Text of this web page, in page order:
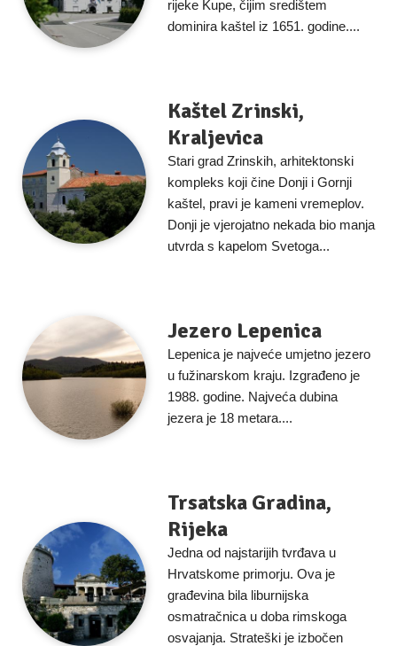
rijeke Kupe, čijim središtem
dominira kaštel iz 1651. godine....
Kaštel Zrinski,
Kraljevica
Stari grad Zrinskih, arhitektonski
kompleks koji čine Donji i Gornji
kaštel, pravi je kameni vremeplov.
Donji je vjerojatno nekada bio manja
utvrda s kapelom Svetoga...
Jezero Lepenica
Lepenica je najveće umjetno jezero
u fužinarskom kraju. Izgrađeno je
1988. godine. Najveća dubina
jezera je 18 metara....
Trsatska Gradina,
Rijeka
Jedna od najstarijih tvrđava u
Hrvatskome primorju. Ova je
građevina bila liburnijska
osmatračnica u doba rimskoga
osvajanja. Strateški je izbočen